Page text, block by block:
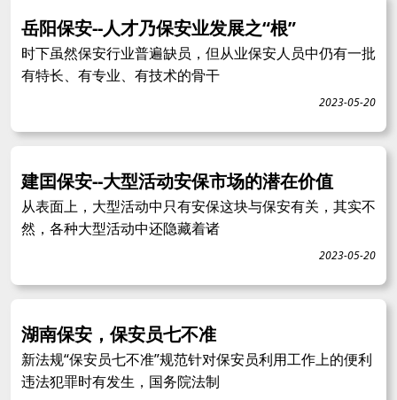
岳阳保安--人才乃保安业发展之“根”
时下虽然保安行业普遍缺员，但从业保安人员中仍有一批
有特长、有专业、有技术的骨干
2023-05-20
建囯保安--大型活动安保市场的潜在价值
从表面上，大型活动中只有安保这块与保安有关，其实不
然，各种大型活动中还隐藏着诸
2023-05-20
湖南保安，保安员七不准
新法规“保安员七不准”规范针对保安员利用工作上的便利
违法犯罪时有发生，国务院法制